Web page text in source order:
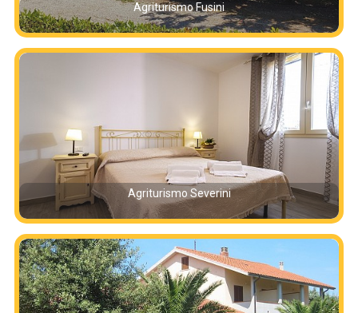
Agriturismo Fusini
Agriturismo Severini